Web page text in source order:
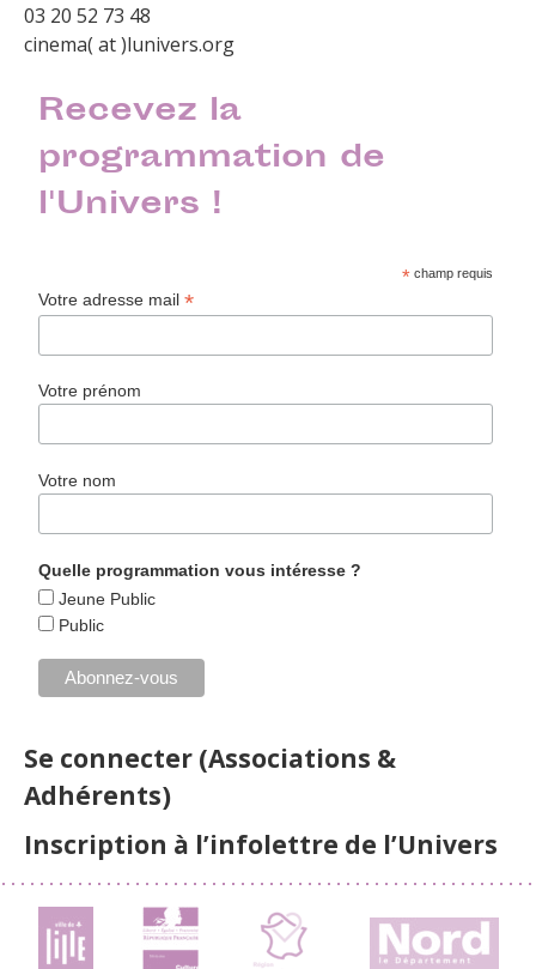
03 20 52 73 48
cinema( at )lunivers.org
Recevez la
programmation de
l'Univers !
* champ requis
Votre adresse mail*
Votre prénom
Votre nom
Quelle programmation vous intéresse ?
Jeune Public
Public
Se connecter (Associations &
Adhérents)
Inscription à l’infolettre de l’Univers